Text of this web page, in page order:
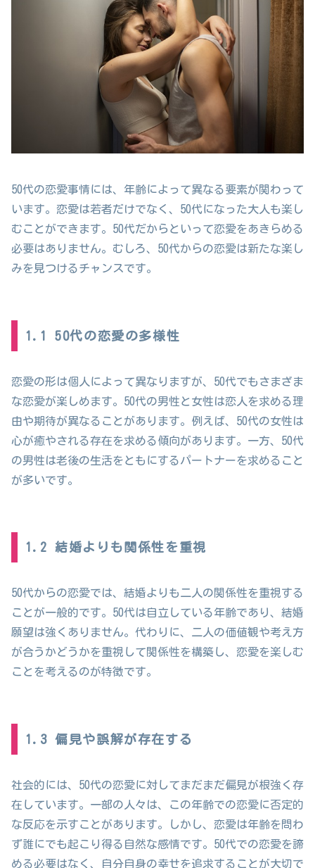
50代の恋愛事情には、年齢によって異なる要素が関わって
います。恋愛は若者だけでなく、50代になった大人も楽し
むことができます。50代だからといって恋愛をあきらめる
必要はありません。むしろ、50代からの恋愛は新たな楽し
みを見つけるチャンスです。
1.1 50代の恋愛の多様性
恋愛の形は個人によって異なりますが、50代でもさまざま
な恋愛が楽しめます。50代の男性と女性は恋人を求める理
由や期待が異なることがあります。例えば、50代の女性は
心が癒やされる存在を求める傾向があります。一方、50代
の男性は老後の生活をともにするパートナーを求めること
が多いです。
1.2 結婚よりも関係性を重視
50代からの恋愛では、結婚よりも二人の関係性を重視する
ことが一般的です。50代は自立している年齢であり、結婚
願望は強くありません。代わりに、二人の価値観や考え方
が合うかどうかを重視して関係性を構築し、恋愛を楽しむ
ことを考えるのが特徴です。
1.3 偏見や誤解が存在する
社会的には、50代の恋愛に対してまだまだ偏見が根強く存
在しています。一部の人々は、この年齢での恋愛に否定的
な反応を示すことがあります。しかし、恋愛は年齢を問わ
ず誰にでも起こり得る自然な感情です。50代での恋愛を諦
める必要はなく、自分自身の幸せを追求することが大切で